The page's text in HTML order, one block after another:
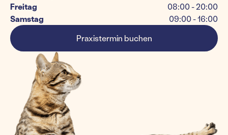
Freitag
08:00 - 20:00
Samstag
09:00 - 16:00
Praxistermin buchen